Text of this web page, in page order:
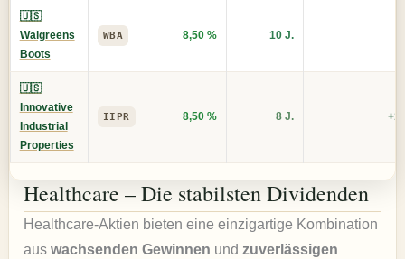
🇺🇸
Walgreens
Boots
WBA 8,50 % 10 J.
🇺🇸
Innovative
Industrial
Properties
IIPR 8,50 % 8 J.
Healthcare – Die stabilsten Dividenden
Healthcare-Aktien bieten eine einzigartige Kombination
aus wachsenden Gewinnen und zuverlässigen